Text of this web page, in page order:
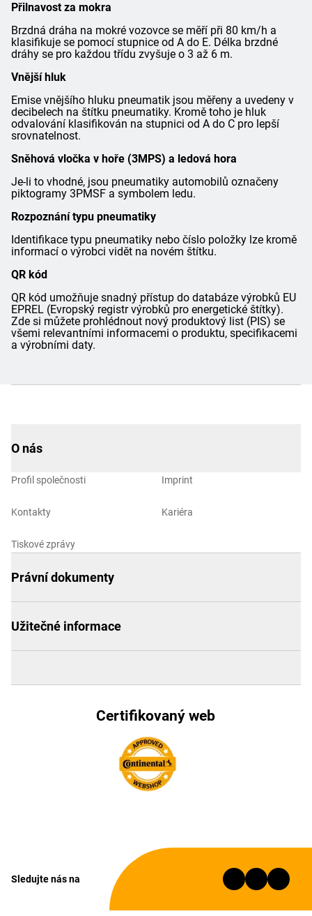
Přilnavost za mokra
Brzdná dráha na mokré vozovce se měří při 80 km/h a
klasifikuje se pomocí stupnice od A do E. Délka brzdné
dráhy se pro každou třídu zvyšuje o 3 až 6 m.
Vnější hluk
Emise vnějšího hluku pneumatik jsou měřeny a uvedeny v
decibelech na štítku pneumatiky. Kromě toho je hluk
odvalování klasifikován na stupnici od A do C pro lepší
srovnatelnost.
Sněhová vločka v hoře (3MPS) a ledová hora
Je-li to vhodné, jsou pneumatiky automobilů označeny
piktogramy 3PMSF a symbolem ledu.
Rozpoznání typu pneumatiky
Identifikace typu pneumatiky nebo číslo položky lze kromě
informací o výrobci vidět na novém štítku.
QR kód
QR kód umožňuje snadný přístup do databáze výrobků EU
EPREL (Evropský registr výrobků pro energetické štítky).
Zde si můžete prohlédnout nový produktový list (PIS) se
všemi relevantními informacemi o produktu, specifikacemi
a výrobními daty.
O nás
Profil společnosti
Kontakty
Tiskové zprávy
Imprint
Kariéra
Právní dokumenty
Užitečné informace
Certifikovaný web
Sledujte nás na